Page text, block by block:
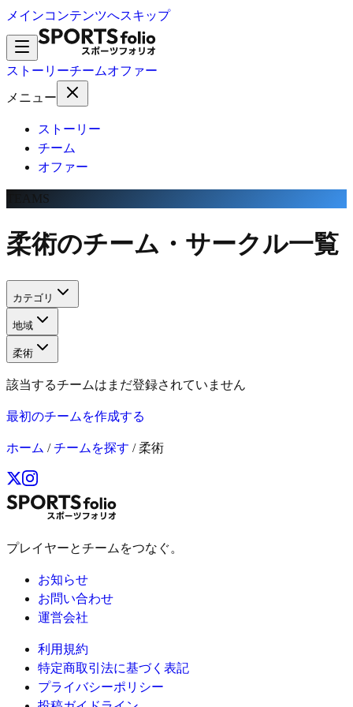
メインコンテンツへスキップ
ストーリーチームオファー
メニュー
ストーリー
チーム
オファー
TEAMS
柔術のチーム・サークル一覧
カテゴリ
地域
柔術
該当するチームはまだ登録されていません
最初のチームを作成する
ホーム /チームを探す /柔術
プレイヤーとチームをつなぐ。
お知らせ
お問い合わせ
運営会社
利用規約
特定商取引法に基づく表記
プライバシーポリシー